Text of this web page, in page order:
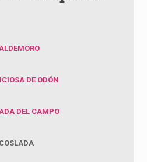
DE ODÓN
DEL CAMPO
COSLADA